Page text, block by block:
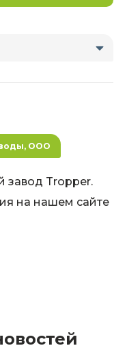
ООО
Tropper.
на нашем сайте